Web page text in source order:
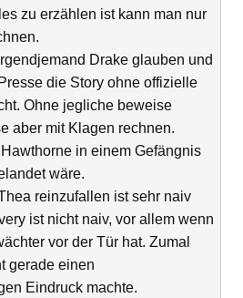
zu erzählen ist kann man nur
Drake glauben und
die Story ohne offizielle
Ohne jegliche beweise
aber mit Klagen rechnen.
in einem Gefängnis
wäre.
reinzufallen ist sehr naiv
ist nicht naiv, vor allem wenn
vor der Tür hat. Zumal
gerade einen
Eindruck machte.